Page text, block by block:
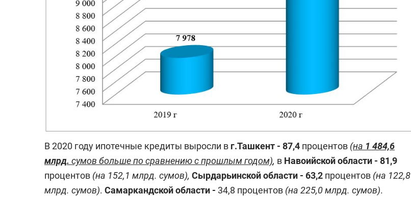
В 2020 году ипотечные кредиты выросли в г.Ташкент - 87,4 процентов (на 1 484,6
млрд. сумов больше по сравнению с прошлым годом), в Навоийской области - 81,9
процентов (на 152,1 млрд. сумов), Сырдарьинской области - 63,2 процентов (на 122,8
млрд. сумов). Самаркандской области - 34,8 процентов (на 225,0 млрд. сумов).